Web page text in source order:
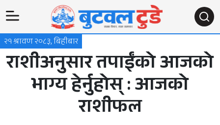
२१ श्रावण २०८३, बिहीबार
राशीअनुसार तपाईंको आजको
भाग्य हेर्नुहोस् : आजको
राशीफल